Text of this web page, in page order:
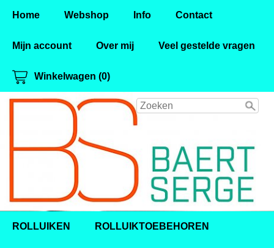
Home Webshop Info Contact
Mijn account Over mij Veel gestelde vragen
Winkelwagen (0)
ROLLUIKEN ROLLUIKTOEBEHOREN